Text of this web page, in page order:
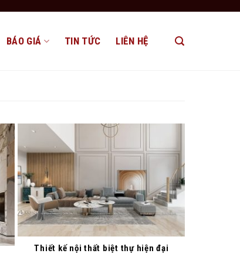
BÁO GIÁ TIN TỨC LIÊN HỆ
Thiết kế nội thất biệt thự hiện đại